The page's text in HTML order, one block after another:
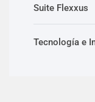
Suite Flexxus
Tecnología e